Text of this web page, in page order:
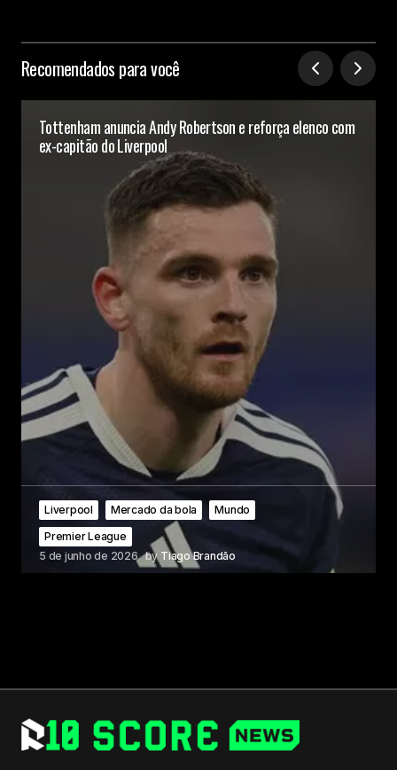
Recomendados para você
Tottenham anuncia Andy Robertson e reforça elenco com
ex-capitão do Liverpool
Liverpool Mercado da bola
Mundo
Premier League
5 de junho de 2026 by Tiago Brandão